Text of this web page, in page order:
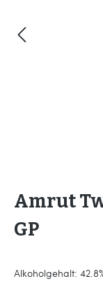
Amrut
GP
Alkoholgehalt: